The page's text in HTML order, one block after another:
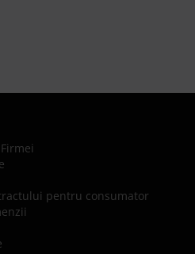
pentru consumator